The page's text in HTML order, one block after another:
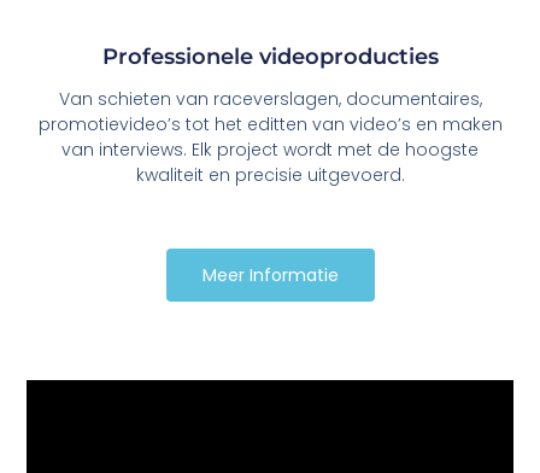
Professionele videoproducties
Van schieten van raceverslagen, documentaires,
promotievideo’s tot het editten van video’s en maken
van interviews. Elk project wordt met de hoogste
kwaliteit en precisie uitgevoerd.
Meer Informatie